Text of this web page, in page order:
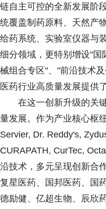
链自主可控的全新发展阶
统覆盖制药原料、天然产
给药系统、实验室仪器与
细分领域，更特别增设"国
械组合专区"、"前沿技术
医药行业高质量发展提供
在这一创新升级的关
量发展。作为产业核心枢
Servier, Dr. Reddy's,
CURAPATH, CurTec,
沿技术，多元呈现创新合
复星医药、国邦医药、国
德励健、亿超生物、辰欣